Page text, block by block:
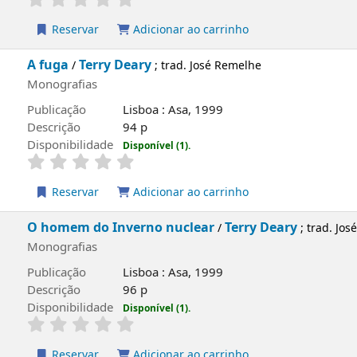
Reservar Adicionar ao carrinho
A fuga/Terry Deary
Publicação
Lisboa : Asa, 1999
Descrição
94 p
Disponibilidade
Disponível (1).
Reservar Adicionar ao carrinho
O homem do Inverno nuclear
Publicação
Lisboa : Asa, 1999
Descrição
96 p
Disponibilidade
Disponível (1).